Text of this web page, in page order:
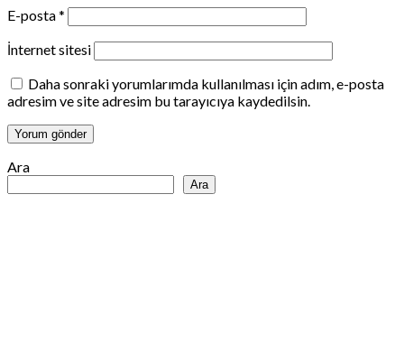
E-posta*
İnternet sitesi
Daha sonraki yorumlarımda kullanılması için adım, e-posta
adresim ve site adresim bu tarayıcıya kaydedilsin.
Ara
Ara